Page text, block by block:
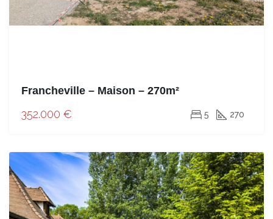
Francheville – Maison – 270m²
352.000 € 5 270